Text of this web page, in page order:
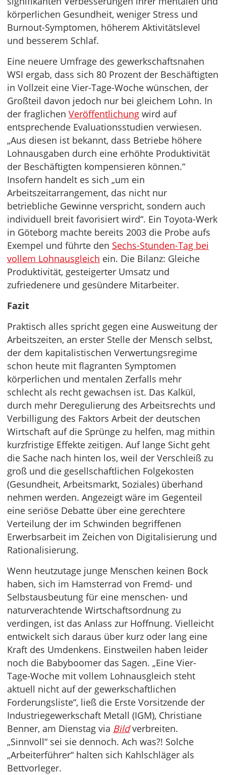
körperlichen Gesundheit, weniger Stress und
Burnout-Symptomen, höherem Aktivitätslevel
und besserem Schlaf.
Eine neuere Umfrage des gewerkschaftsnahen
WSI ergab, dass sich 80 Prozent der Beschäftigten
in Vollzeit eine Vier-Tage-Woche wünschen, der
Großteil davon jedoch nur bei gleichem Lohn. In
der fraglichen Veröffentlichung wird auf
entsprechende Evaluationsstudien verwiesen.
„Aus diesen ist bekannt, dass Betriebe höhere
Lohnausgaben durch eine erhöhte Produktivität
der Beschäftigten kompensieren können.“
Insofern handelt es sich „um ein
Arbeitszeitarrangement, das nicht nur
betriebliche Gewinne verspricht, sondern auch
individuell breit favorisiert wird“. Ein Toyota-Werk
in Göteborg machte bereits 2003 die Probe aufs
Exempel und führte den Sechs-Stunden-Tag bei
vollem Lohnausgleich ein. Die Bilanz: Gleiche
Produktivität, gesteigerter Umsatz und
zufriedenere und gesündere Mitarbeiter.
Fazit
Praktisch alles spricht gegen eine Ausweitung der
Arbeitszeiten, an erster Stelle der Mensch selbst,
der dem kapitalistischen Verwertungsregime
schon heute mit flagranten Symptomen
körperlichen und mentalen Zerfalls mehr
schlecht als recht gewachsen ist. Das Kalkül,
durch mehr Deregulierung des Arbeitsrechts und
Verbilligung des Faktors Arbeit der deutschen
Wirtschaft auf die Sprünge zu helfen, mag mithin
kurzfristige Effekte zeitigen. Auf lange Sicht geht
die Sache nach hinten los, weil der Verschleiß zu
groß und die gesellschaftlichen Folgekosten
(Gesundheit, Arbeitsmarkt, Soziales) überhand
nehmen werden. Angezeigt wäre im Gegenteil
eine seriöse Debatte über eine gerechtere
Verteilung der im Schwinden begriffenen
Erwerbsarbeit im Zeichen von Digitalisierung und
Rationalisierung.
Wenn heutzutage junge Menschen keinen Bock
haben, sich im Hamsterrad von Fremd- und
Selbstausbeutung für eine menschen- und
naturverachtende Wirtschaftsordnung zu
verdingen, ist das Anlass zur Hoffnung. Vielleicht
entwickelt sich daraus über kurz oder lang eine
Kraft des Umdenkens. Einstweilen haben leider
noch die Babyboomer das Sagen. „Eine Vier-
Tage-Woche mit vollem Lohnausgleich steht
aktuell nicht auf der gewerkschaftlichen
Forderungsliste“, ließ die Erste Vorsitzende der
Industriegewerkschaft Metall (IGM), Christiane
Benner, am Dienstag via Bildverbreiten.
„Sinnvoll“ sei sie dennoch. Ach was?! Solche
„Arbeiterführer“ halten sich Kahlschläger als
Bettvorleger.